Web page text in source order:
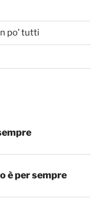
po’ tutti
è per sempre